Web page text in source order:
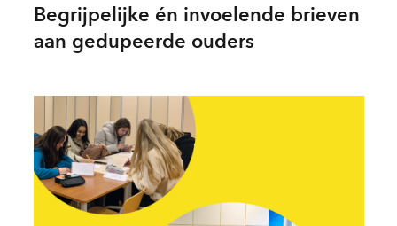
Begrijpelijke én invoelende brieven
aan gedupeerde ouders